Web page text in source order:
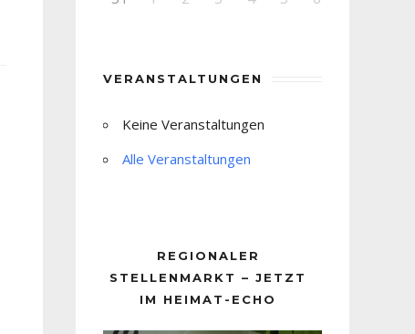
VERANSTALTUNGEN
Keine Veranstaltungen
Alle Veranstaltungen
REGIONALER
STELLENMARKT – JETZT
IM HEIMAT-ECHO